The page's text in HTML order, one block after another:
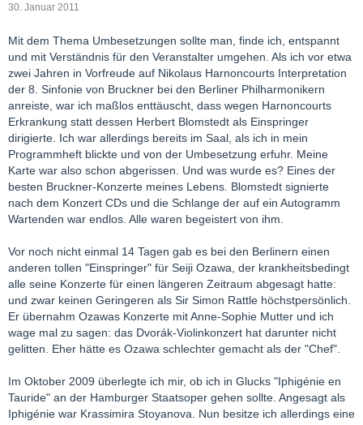
30. Januar 2011
Mit dem Thema Umbesetzungen sollte man, finde ich, entspannt
und mit Verständnis für den Veranstalter umgehen. Als ich vor etwa
zwei Jahren in Vorfreude auf Nikolaus Harnoncourts Interpretation
der 8. Sinfonie von Bruckner bei den Berliner Philharmonikern
anreiste, war ich maßlos enttäuscht, dass wegen Harnoncourts
Erkrankung statt dessen Herbert Blomstedt als Einspringer
dirigierte. Ich war allerdings bereits im Saal, als ich in mein
Programmheft blickte und von der Umbesetzung erfuhr. Meine
Karte war also schon abgerissen. Und was wurde es? Eines der
besten Bruckner-Konzerte meines Lebens. Blomstedt signierte
nach dem Konzert CDs und die Schlange der auf ein Autogramm
Wartenden war endlos. Alle waren begeistert von ihm.
Vor noch nicht einmal 14 Tagen gab es bei den Berlinern einen
anderen tollen "Einspringer" für Seiji Ozawa, der krankheitsbedingt
alle seine Konzerte für einen längeren Zeitraum abgesagt hatte:
und zwar keinen Geringeren als Sir Simon Rattle höchstpersönlich.
Er übernahm Ozawas Konzerte mit Anne-Sophie Mutter und ich
wage mal zu sagen: das Dvorák-Violinkonzert hat darunter nicht
gelitten. Eher hätte es Ozawa schlechter gemacht als der "Chef".
Im Oktober 2009 überlegte ich mir, ob ich in Glucks "Iphigénie en
Tauride" an der Hamburger Staatsoper gehen sollte. Angesagt als
Iphigénie war Krassimira Stoyanova. Nun besitze ich allerdings eine